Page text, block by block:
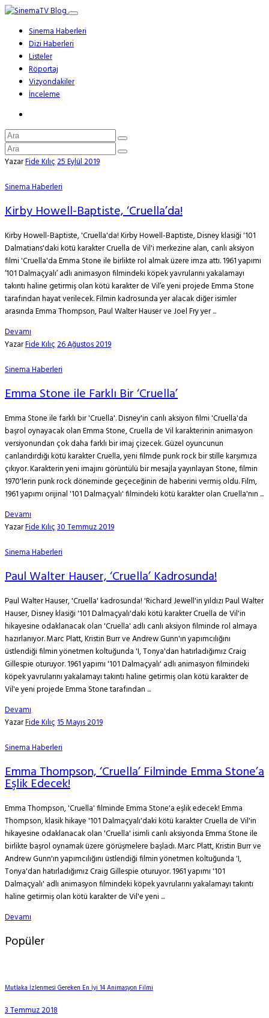
Sinema Haberleri
Dizi Haberleri
Listeler
Röportaj
Vizyondakiler
İnceleme
YazarFide Kılıç25 Eylül 2019
Sinema Haberleri
Kirby Howell-Baptiste, ‘Cruella’da!
Kirby Howell-Baptiste, 'Cruella'da! Kirby Howell-Baptiste, Disney klasiği '101
Dalmatians'daki kötü karakter Cruella de Vil'i merkezine alan, canlı aksiyon
filmi 'Cruella'da Emma Stone ile birlikte rol almak üzere imza attı. 1961 yapımı
‘101 Dalmaçyalı’ adlı animasyon filmindeki köpek yavrularını yakalamayı
takıntı haline getirmiş olan kötü karakter de Vil’e yeni projede Emma Stone
tarafından hayat verilecek. Filmin kadrosunda yer alacak diğer isimler
arasında Emma Thompson, Paul Walter Hauser ve Joel Fry yer ...
Devamı
YazarFide Kılıç26 Ağustos 2019
Sinema Haberleri
Emma Stone ile Farklı Bir ‘Cruella’
Emma Stone ile farklı bir 'Cruella'. Disney'in canlı aksiyon filmi 'Cruella'da
başrol oynayacak olan Emma Stone, Cruella de Vil karakterinin animasyon
versiyonundan çok daha farklı bir imaj çizecek. Güzel oyuncunun
canlandırdığı kötü karakter Cruella, yeni filmde punk rock bir stille karşımıza
çıkıyor. Karakterin yeni imajını görüntülü bir mesajla yayınlayan Stone, filmin
1970'lerin punk rock döneminde geçeceğinin de haberini vermiş oldu. Film,
1961 yapımı orijinal '101 Dalmaçyalı' filmindeki kötü karakter olan Cruella'nın ...
Devamı
YazarFide Kılıç30 Temmuz 2019
Sinema Haberleri
Paul Walter Hauser, ‘Cruella’ Kadrosunda!
Paul Walter Hauser, 'Cruella' kadrosunda! 'Richard Jewell'in yıldızı Paul Walter
Hauser, Disney klasiği '101 Dalmaçyalı'daki kötü karakter Cruella de Vil'in
hikayesine odaklanacak olan 'Cruella' adlı canlı aksiyon filminde rol almaya
hazırlanıyor. Marc Platt, Kristin Burr ve Andrew Gunn'ın yapımcılığını
üstlendiği filmin yönetmen koltuğunda 'I, Tonya'dan hatırladığımız Craig
Gillespie oturuyor. 1961 yapımı '101 Dalmaçyalı' adlı animasyon filmindeki
köpek yavrularını yakalamayı takıntı haline getirmiş olan kötü karakter de
Vil'e yeni projede Emma Stone tarafından ...
Devamı
YazarFide Kılıç15 Mayıs 2019
Sinema Haberleri
Emma Thompson, ‘Cruella’ Filminde Emma Stone’a
Eşlik Edecek!
Emma Thompson, 'Cruella' filminde Emma Stone'a eşlik edecek! Emma
Thompson, klasik hikaye '101 Dalmaçyalı'daki kötü karakter Cruella de Vil'in
hikayesine odaklanacak olan 'Cruella' isimli canlı aksiyonda Emma Stone ile
birlikte başrol oynamak üzere görüşmelere başladı. Marc Platt, Kristin Burr ve
Andrew Gunn'ın yapımcılığını üstlendiği filmin yönetmen koltuğunda 'I,
Tonya'dan hatırladığımız Craig Gillespie oturuyor. 1961 yapımı '101
Dalmaçyalı' adlı animasyon filmindeki köpek yavrularını yakalamayı takıntı
haline getirmiş olan kötü karakter de Vil'e yeni ...
Devamı
Popüler
Mutlaka İzlenmesi Gereken En İyi 14 Animasyon Filmi
3 Temmuz 2018